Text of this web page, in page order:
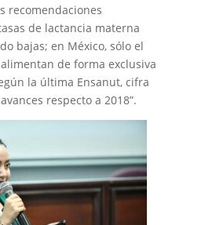
recomendaciones
de lactancia materna
bajas; en México, sólo el
de forma exclusiva
la última Ensanut, cifra
respecto a 2018”.